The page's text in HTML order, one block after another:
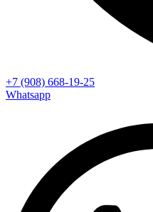
+7 (908) 668-19-25
Whatsapp